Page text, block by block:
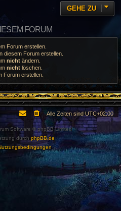
GEHE ZU
FORUM
Forum erstellen.
diesem Forum erstellen.
nicht ändern.
nicht löschen.
Forum erstellen.
Alle Zeiten sindUTC+02:00
Software © phpBB Limited
durch phpBB.de